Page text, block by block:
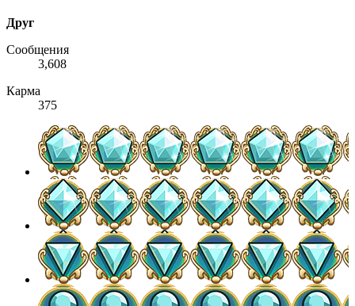
Друг
Сообщения
3,608
Карма
375